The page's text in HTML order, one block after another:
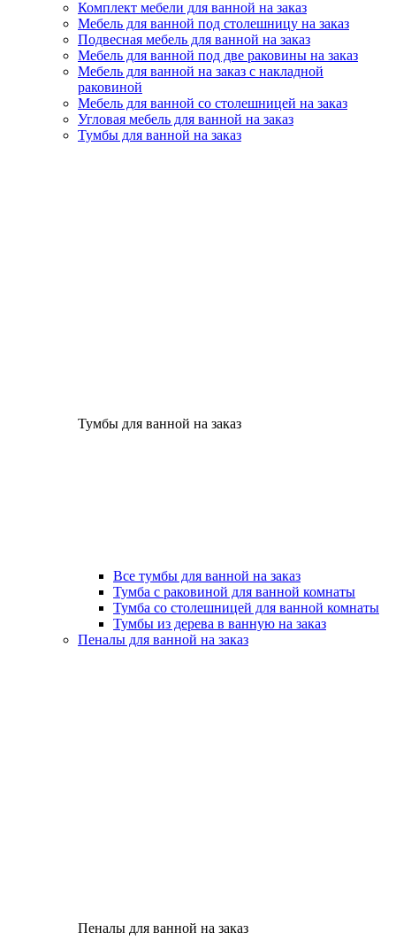
Комплект мебели для ванной на заказ
Мебель для ванной под столешницу на заказ
Подвесная мебель для ванной на заказ
Мебель для ванной под две раковины на заказ
Мебель для ванной на заказ с накладной
раковиной
Мебель для ванной со столешницей на заказ
Угловая мебель для ванной на заказ
Тумбы для ванной на заказ
Тумбы для ванной на заказ
Все тумбы для ванной на заказ
Тумба с раковиной для ванной комнаты
Тумба со столешницей для ванной комнаты
Тумбы из дерева в ванную на заказ
Пеналы для ванной на заказ
Пеналы для ванной на заказ